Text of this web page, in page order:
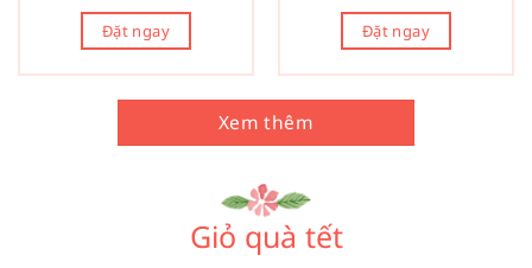
Đặt ngay Đặt ngay
Xem thêm
Giỏ quà tết